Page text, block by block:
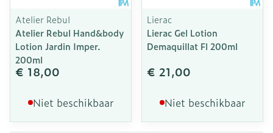
Atelier Rebul
Atelier Rebul Hand&body
Lotion Jardin Imper.
200ml
€ 18,00
Niet beschikbaar
Lierac
Lierac Gel Lotion
Demaquillat Fl 200ml
€ 21,00
Niet beschikbaar